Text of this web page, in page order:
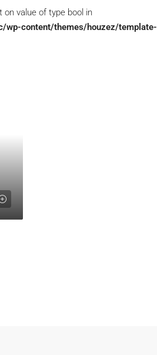
value of type bool in
content/themes/houzez/template-